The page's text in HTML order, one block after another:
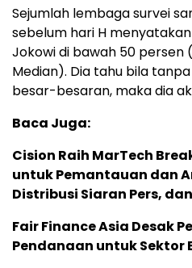
Sejumlah lembaga survei
sebelum hari H
Jokowi di bawah 50 persen
Median). Dia tahu bila
besar-besaran, maka dia
Baca Juga:
Cision Raih MarTech
untuk Pemantauan dan
Distribusi Siaran Pers, dan
Fair Finance Asia Desak
Pendanaan untuk Sektor